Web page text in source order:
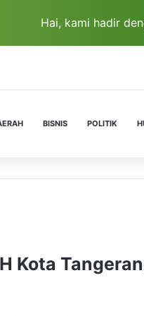
Hai, kami hadir
BISNIS POLITIK
Kota